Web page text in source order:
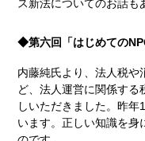
ス新法についてのお話も
◆第六回「はじめての
内藤純氏より、法人税や
ど、法人運営に関係す
しいただきました。昨
います。正しい知識を身